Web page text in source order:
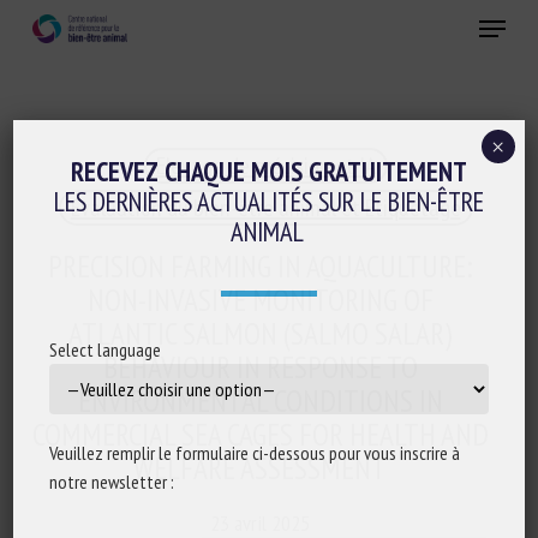
Menu
Elevage de précision et IA
Evaluation du bien-être animal et Etiquetage
NON-INVASIVE MONITORING OF
ATLANTIC SALMON (SALMO SALAR)
BEHAVIOUR IN RESPONSE TO
ENVIRONMENTAL CONDITIONS IN
WELFARE ASSESSMENT
RECEVEZ CHAQUE MOIS GRATUITEMENT
LES DERNIÈRES ACTUALITÉS SUR LE BIEN-ÊTRE
ANIMAL
Select language
Veuillez remplir le formulaire ci-dessous pour vous inscrire à
notre newsletter :
×